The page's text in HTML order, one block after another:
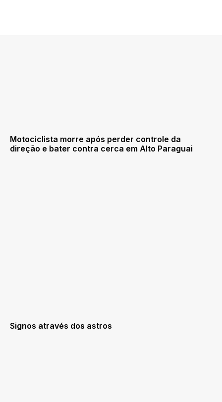
Motociclista morre após perder controle da
direção e bater contra cerca em Alto Paraguai
Signos através dos astros